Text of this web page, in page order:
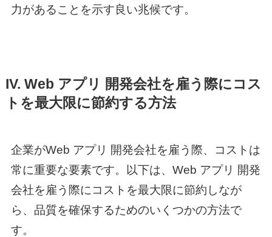
力があることを示す良い兆候です。
IV. Web アプリ 開発会社を雇う際にコス
トを最大限に節約する方法
企業がWeb アプリ 開発会社を雇う際、コストは
常に重要な要素です。以下は、 Web アプリ 開発
会社を雇う際にコストを最大限に節約しなが
ら、品質を確保するためのいくつかの方法で
す。